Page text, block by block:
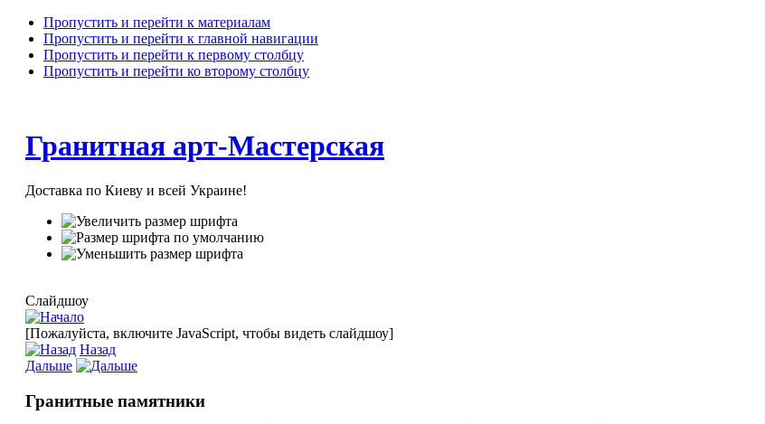
Пропустить и перейти к материалам
Пропустить и перейти к главной навигации
Пропустить и перейти к первому столбцу
Пропустить и перейти ко второму столбцу
Гранитная арт-Мастерская
Доставка по Киеву и всей Украине!
Слайдшоу
[Пожалуйста, включите JavaScript, чтобы видеть слайдшоу]
Назад
Дальше
Гранитные памятники